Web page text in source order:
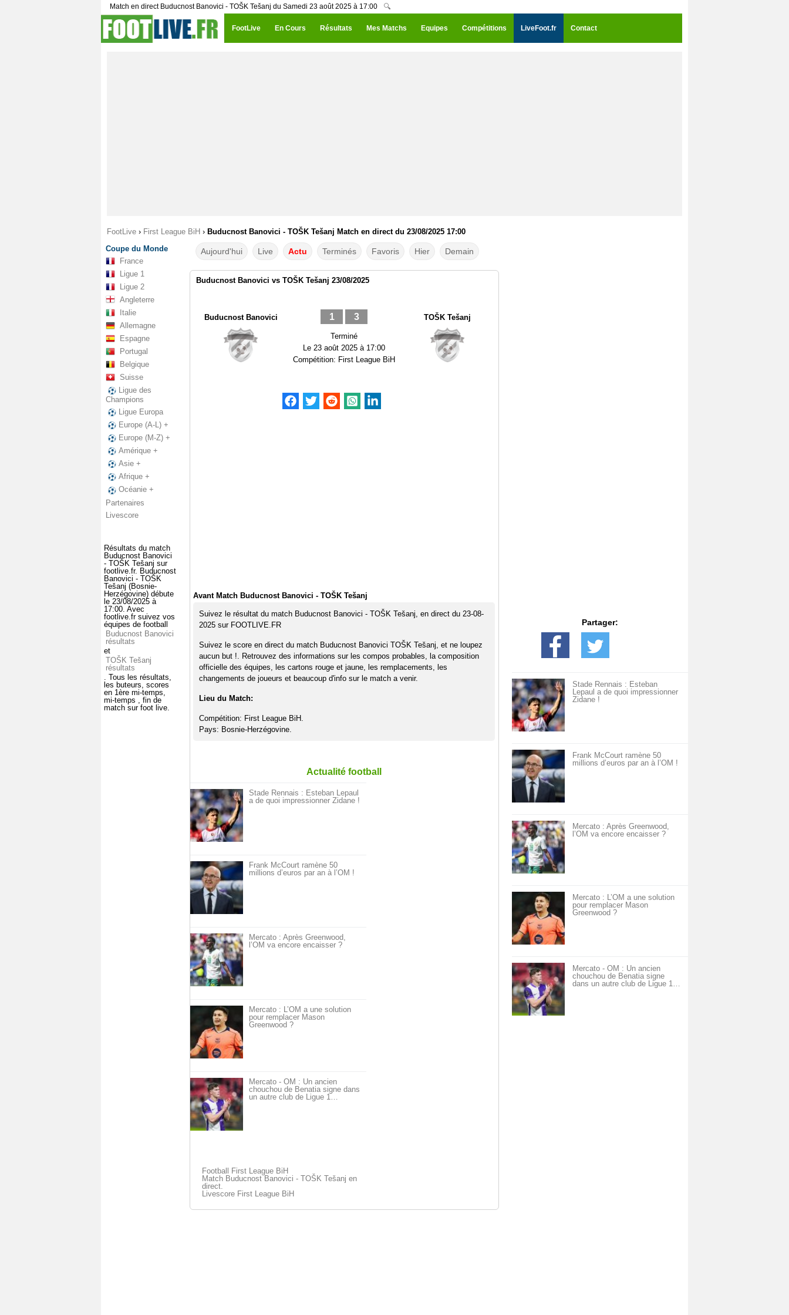
Match en direct Buducnost Banovici - TOŠK Tešanj du Samedi 23 août 2025 à 17:00 🔍
FootLive En Cours Résultats Mes Matchs Equipes Compétitions LiveFoot.fr Contact
FootLive › First League BiH › Buducnost Banovici - TOŠK Tešanj Match en direct du 23/08/2025 17:00
Coupe du Monde
France
Ligue 1
Ligue 2
Angleterre
Italie
Allemagne
Espagne
Portugal
Belgique
Suisse
Ligue des
Champions
Ligue Europa
Europe (A-L) +
Europe (M-Z) +
Amérique +
Asie +
Afrique +
Océanie +
Partenaires
Livescore
Résultats du match
Buducnost Banovici
- TOŠK Tešanj sur
footlive.fr. Buducnost
Banovici - TOŠK
Tešanj (Bosnie-
Herzégovine) débute
le 23/08/2025 à
17:00. Avec
footlive.fr suivez vos
équipes de football
Buducnost Banovici
résultats
et
TOŠK Tešanj
résultats
. Tous les résultats,
les buteurs, scores
en 1ère mi-temps,
mi-temps , fin de
match sur foot live.
Aujourd'hui Live Actu Terminés Favoris Hier Demain
Buducnost Banovici vs TOŠK Tešanj 23/08/2025
Buducnost Banovici 1 3
Terminé
Le 23 août 2025 à 17:00
Compétition: First League BiH
TOŠK Tešanj
Avant Match Buducnost Banovici - TOŠK Tešanj
Suivez le résultat du match Buducnost Banovici - TOŠK Tešanj, en direct du 23-08-
2025 sur FOOTLIVE.FR
Suivez le score en direct du match Buducnost Banovici TOŠK Tešanj, et ne loupez
aucun but !. Retrouvez des informations sur les compos probables, la composition
officielle des équipes, les cartons rouge et jaune, les remplacements, les
changements de joueurs et beaucoup d'info sur le match a venir.
Lieu du Match:
Compétition: First League BiH.
Pays: Bosnie-Herzégovine.
Actualité football
Stade Rennais : Esteban Lepaul
a de quoi impressionner Zidane !
Frank McCourt ramène 50
millions d’euros par an à l’OM !
Mercato : Après Greenwood,
l’OM va encore encaisser ?
Mercato : L’OM a une solution
pour remplacer Mason
Greenwood ?
Mercato - OM : Un ancien
chouchou de Benatia signe dans
un autre club de Ligue 1…
Football First League BiH
Match Buducnost Banovici - TOŠK Tešanj en
direct.
Livescore First League BiH
Partager:
Stade Rennais : Esteban
Lepaul a de quoi impressionner
Zidane !
Frank McCourt ramène 50
millions d’euros par an à l’OM !
Mercato : Après Greenwood,
l’OM va encore encaisser ?
Mercato : L’OM a une solution
pour remplacer Mason
Greenwood ?
Mercato - OM : Un ancien
chouchou de Benatia signe
dans un autre club de Ligue 1…